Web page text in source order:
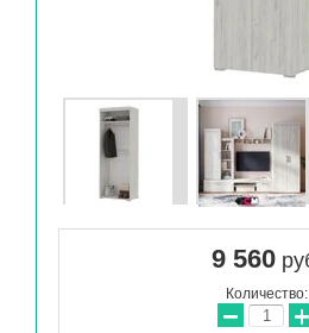
9 560
Количество:
− +